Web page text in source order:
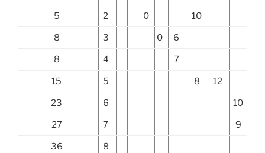
5 2 0 10
8 3 0 6
8 4 7
15 5 8 12
23 6 10
27 7 9
36 8